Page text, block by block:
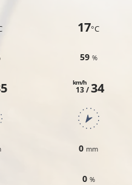
17°C
59 %
13 /
km/h 34
0 mm
0 %